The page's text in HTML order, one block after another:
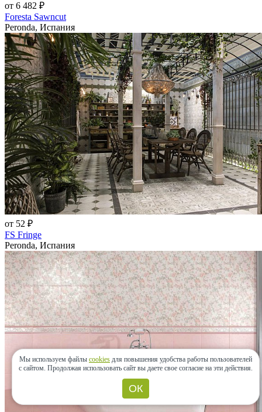
от 6 482 ₽
Foresta Sawncut
Peronda, Испания
от 52 ₽
FS Fringe
Peronda, Испания
Мы используем файлы cookies для повышения удобства работы пользователей
с сайтом. Продолжая использовать сайт вы даете свое согласие на эти действия.
ОК